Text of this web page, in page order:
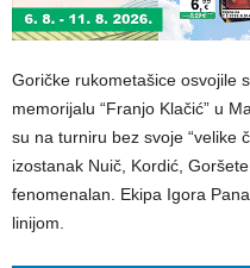
Goričke rukometašice osvojile
memorijalu “Franjo Klačić” u
su na turniru bez svoje “velike
izostanak Nuič, Kordić,
fenomenalan. Ekipa Igora
linijom.